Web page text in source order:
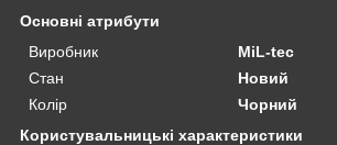
Основні атрибути
Виробник
MiL-tec
Стан
Новий
Колір
Чорний
Користувальницькі характеристики